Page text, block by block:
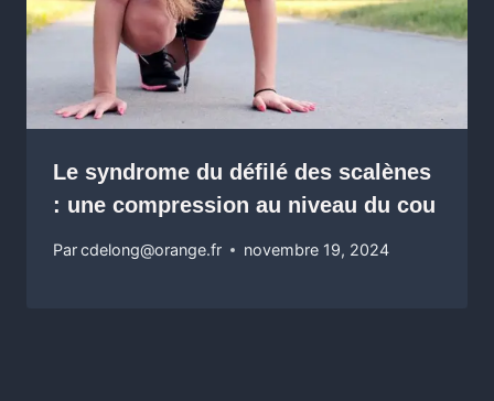
Le syndrome du défilé des scalènes
: une compression au niveau du cou
Parcdelong@orange.fr novembre 19, 2024